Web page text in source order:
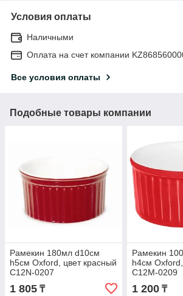
Условия оплаты
Наличными
Оплата на счет компании
Все условия оплаты
Подобные товары компании
Рамекин 180мл d10см
h5см Oxford, цвет красный
C12N-0207
1 805 ₸
Рамекин
h4см
C12M-0209
1 200₸